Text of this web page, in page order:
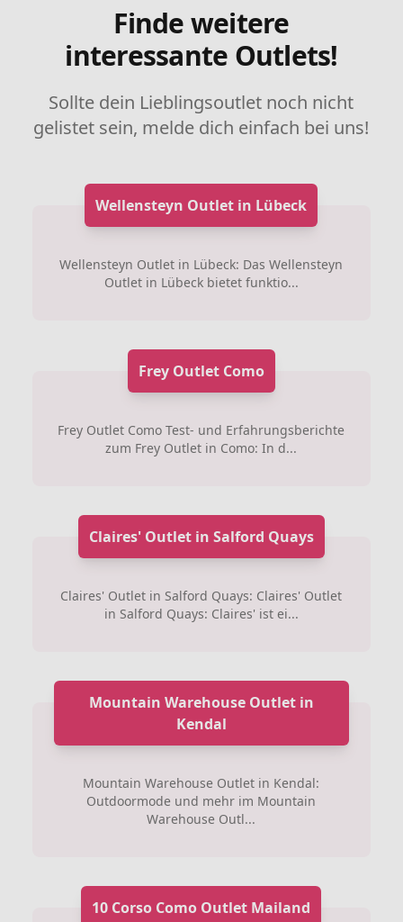
Finde weitere
interessante Outlets!
Sollte dein Lieblingsoutlet noch nicht
gelistet sein, melde dich einfach bei uns!
Wellensteyn Outlet in Lübeck
Wellensteyn Outlet in Lübeck: Das Wellensteyn
Outlet in Lübeck bietet funktio...
Frey Outlet Como
Frey Outlet Como Test- und Erfahrungsberichte
zum Frey Outlet in Como: In d...
Claires' Outlet in Salford Quays
Claires' Outlet in Salford Quays: Claires' Outlet
in Salford Quays: Claires' ist ei...
Mountain Warehouse Outlet in
Kendal
Mountain Warehouse Outlet in Kendal:
Outdoormode und mehr im Mountain
Warehouse Outl...
10 Corso Como Outlet Mailand